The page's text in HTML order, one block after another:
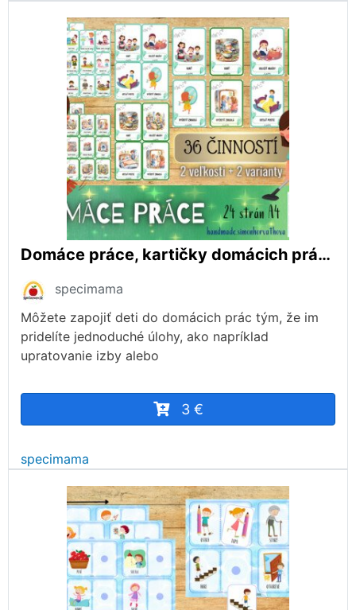
Domáce práce, kartičky domácich prác, Aktivity doma, Kartičky PAS, Denný režim
specimama
Môžete zapojiť deti do domácich prác tým, že im
pridelíte jednoduché úlohy, ako napríklad
upratovanie izby alebo
3 €
specimama